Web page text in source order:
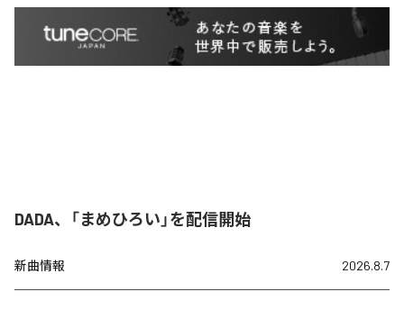
DADA、「まめひろい」を配信開始
新曲情報 2026.8.7